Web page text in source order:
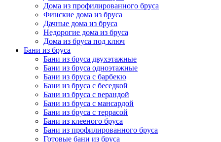
Дома из профилированного бруса
Финские дома из бруса
Дачные дома из бруса
Недорогие дома из бруса
Дома из бруса под ключ
Бани из бруса
Бани из бруса двухэтажные
Бани из бруса одноэтажные
Бани из бруса с барбекю
Бани из бруса с беседкой
Бани из бруса с верандой
Бани из бруса с мансардой
Бани из бруса с террасой
Бани из клееного бруса
Бани из профилированного бруса
Готовые бани из бруса